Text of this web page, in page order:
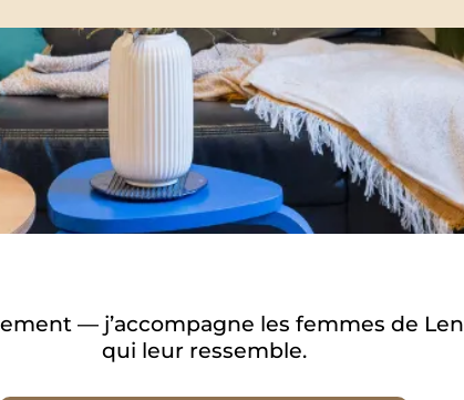
— j’accompagne les femmes de
qui leur ressemble.